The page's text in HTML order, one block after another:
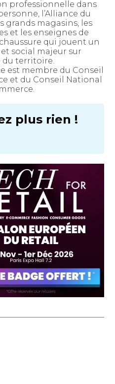
professionnelle dans
l’Alliance du
grands magasins, les
et les enseignes de
qui jouent un
social majeur sur
du territoire.
est membre du Conseil
et du Conseil National
plus rien !